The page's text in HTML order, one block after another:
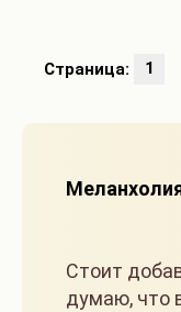
Страница: 1
Стоит
думаю, что